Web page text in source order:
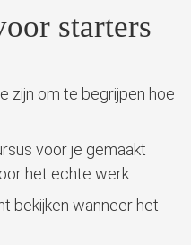
starters
zijn om te begrijpen hoe
voor je gemaakt
het echte werk.
bekijken wanneer het